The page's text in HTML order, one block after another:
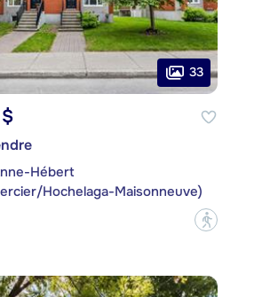
33
Hébert
Hochelaga-Maisonneuve)
?